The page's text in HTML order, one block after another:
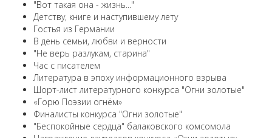
"Вот такая она - жизнь..."
Детству, книге и наступившему лету
Гостья из Германии
В день семьи, любви и верности
"Не верь разлукам, старина"
Час с писателем
Литература в эпоху информационного взрыва
Шорт-лист литературного конкурса "Огни золотые"
«Горю Поэзии огнём»
Финалисты конкурса "Огни золотые"
"Беспокойные сердца" балаковского комсомола